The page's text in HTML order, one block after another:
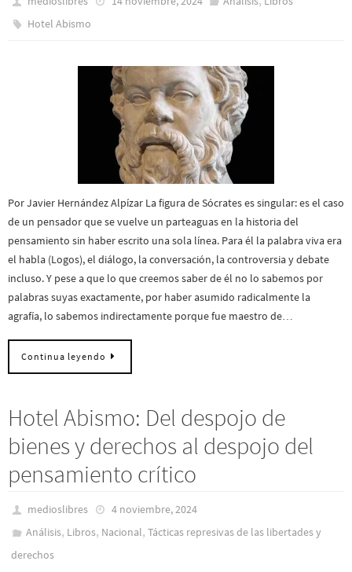
Hotel Abismo
Por Javier Hernández Alpízar La figura de Sócrates es singular: es el caso
de un pensador que se vuelve un parteaguas en la historia del
pensamiento sin haber escrito una sola línea. Para él la palabra viva era
el habla (Logos), el diálogo, la conversación, la controversia y debate
incluso. Y pese a que lo que creemos saber de él no lo sabemos por
palabras suyas exactamente, por haber asumido radicalmente la
agrafía, lo sabemos indirectamente porque fue maestro de…
Continua leyendo
Hotel Abismo: Del despojo de
bienes y derechos al despojo del
pensamiento crítico
medioslibres
4 noviembre, 2024
Análisis, Libros, Nacional,Tácticas represivas de las libertades y
derechos